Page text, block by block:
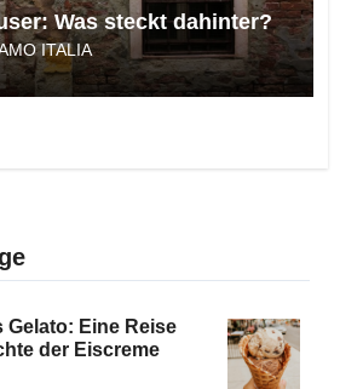
Was steckt dahinter?
ITALIA
Gelato: Eine Reise
der Eiscreme